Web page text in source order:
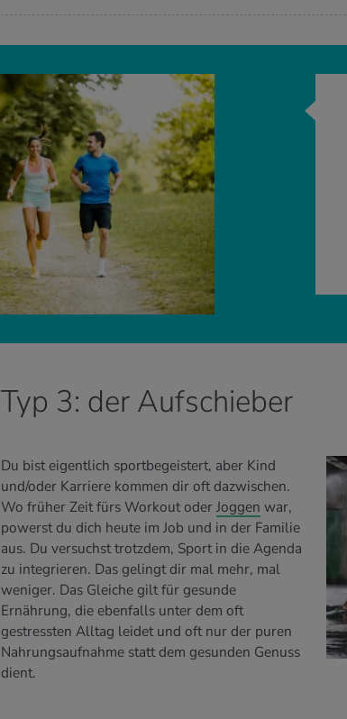
Typ 3: der Aufschieber
Du bist eigentlich sportbegeistert, aber Kind
und/oder Karriere kommen dir oft dazwischen.
Wo früher Zeit fürs Workout oderJoggen war,
powerst du dich heute im Job und in der Familie
aus. Du versuchst trotzdem, Sport in die Agenda
zu integrieren. Das gelingt dir mal mehr, mal
weniger. Das Gleiche gilt für gesunde
Ernährung, die ebenfalls unter dem oft
gestressten Alltag leidet und oft nur der puren
Nahrungsaufnahme statt dem gesunden Genuss
dient.